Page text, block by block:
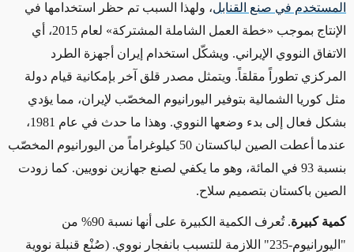
المستخدم في صنع القنابل، ولهذا السبب تم حظر
استخدامها في
الإنتاج بموجب «خطة العمل الشاملة المشتركة»
لعام 2015، أي
الاتفاق النووي الإيراني. ويشكّل استخدام إيران أجهزة الطرد
المركزي تطوراً مقلقاً. ويتمثل مصدر قلق آخر بإمكانية قيام دولة
مثل كوريا الشمالية بتوفير اليورانيوم المخصّب لإيران، مما يؤدي
بشكل فعال إلى بدء
وضعها النووي. وهذا ما حدث في عام 1981،
عندما أعطت الصين لباكستان 50 كيلوغراماً من اليورانيوم المخصّب
بنسبة 93 في المائة،
وهو ما يكفي لصنع جهازين نوويين. كما زودت
الصين باكستان بتصميم سلاح.
كمية كبيرة. تُعرف الكمية الكبيرة على أنها نسبة 90%
من
"اليورانيوم-235" اللازمة للتسبب بانفجار نووي.
(صُنْع قنبلة نووية